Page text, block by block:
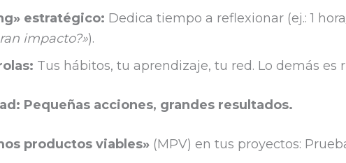
estratégico: Dedica tiempo a reflexionar (ej.: 1
impacto?»).
Tus hábitos, tu aprendizaje, tu red. Lo demás es
Pequeñas acciones, grandes resultados.
productos viables» (MPV) en tus proyectos: